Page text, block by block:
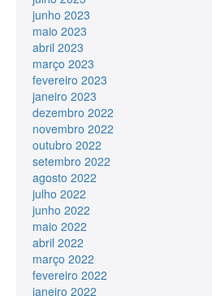
junho 2023
maio 2023
abril 2023
março 2023
fevereiro 2023
janeiro 2023
dezembro 2022
novembro 2022
outubro 2022
setembro 2022
agosto 2022
julho 2022
junho 2022
maio 2022
abril 2022
março 2022
fevereiro 2022
janeiro 2022